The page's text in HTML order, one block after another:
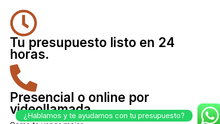
Tu presupuesto listo en 24
horas.
Presencial o online por
videollamada
¿Hablamos y te ayudamos con tu presupuesto?